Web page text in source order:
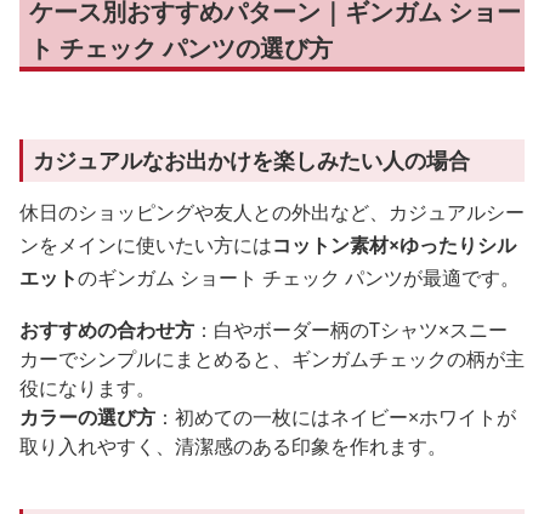
ケース別おすすめパターン｜ギンガム ショー
ト チェック パンツの選び方
カジュアルなお出かけを楽しみたい人の場合
休日のショッピングや友人との外出など、カジュアルシー
ンをメインに使いたい方にはコットン素材×ゆったりシル
エットのギンガム ショート チェック パンツが最適です。
おすすめの合わせ方 ：白やボーダー柄のTシャツ×スニー
カーでシンプルにまとめると、ギンガムチェックの柄が主
役になります。
カラーの選び方 ：初めての一枚にはネイビー×ホワイトが
取り入れやすく、清潔感のある印象を作れます。